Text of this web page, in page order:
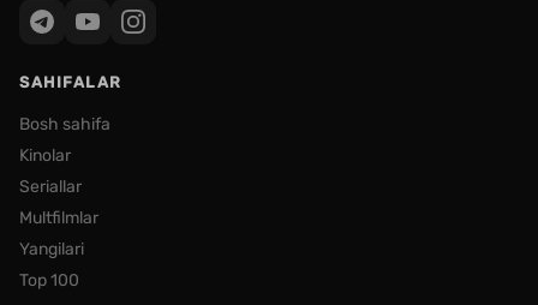
SAHIFALAR
Bosh sahifa
Kinolar
Seriallar
Multfilmlar
Yangilari
Top 100